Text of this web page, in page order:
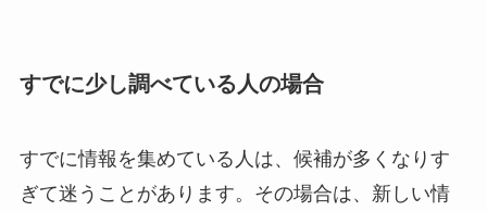
すでに少し調べている人の場合
すでに情報を集めている人は、候補が多くなりす
ぎて迷うことがあります。その場合は、新しい情